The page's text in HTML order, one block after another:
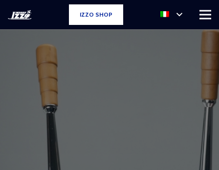
IZZO SHOP